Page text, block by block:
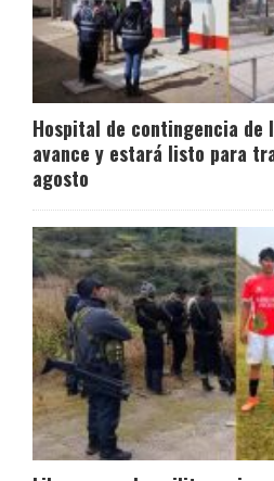
Hospital de contingencia de
avance y estará listo para
agosto